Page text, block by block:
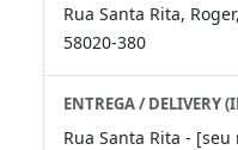
Rua Santa Rita,
58020-380
ENTREGA / DELIVERY
Rua Santa Rita - [seu